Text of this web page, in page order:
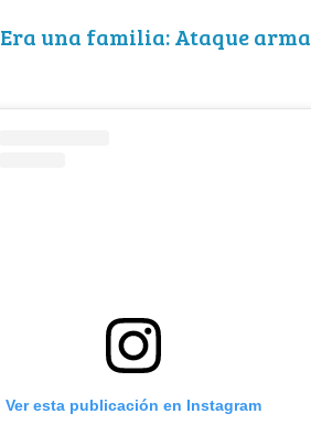
Era una familia: Ataque
Ver esta publicación en Instagram